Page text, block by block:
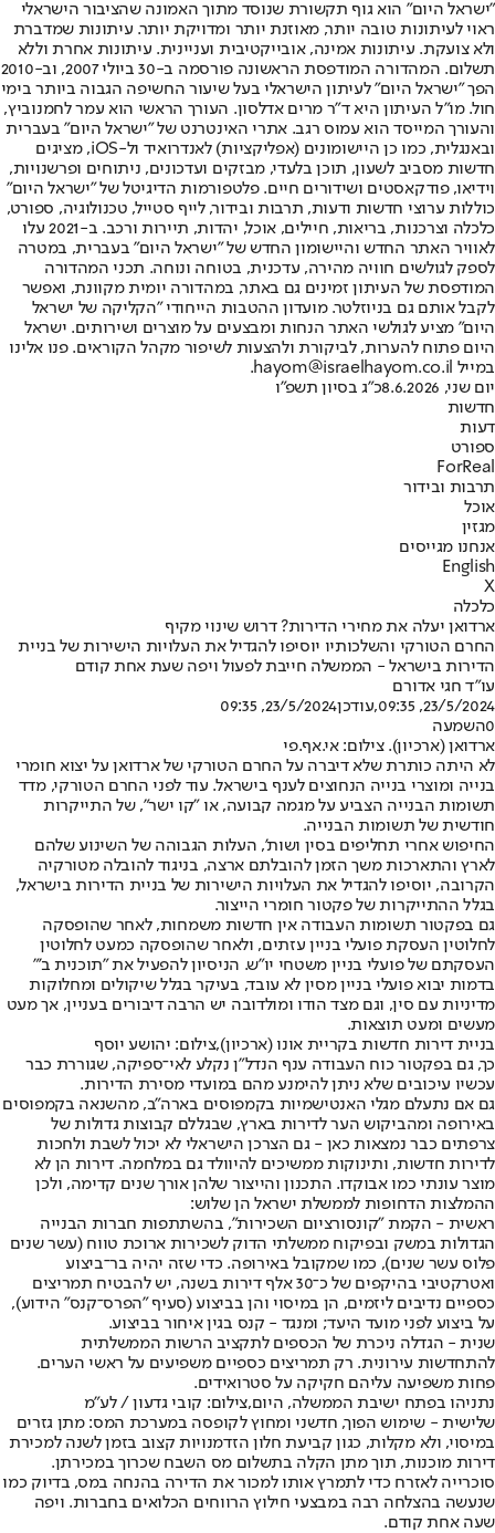
"ישראל היום" הוא גוף תקשורת שנוסד מתוך האמונה שהציבור הישראלי
ראוי לעיתונות טובה יותר, מאוזנת יותר ומדויקת יותר. עיתונות שמדברת
ולא צועקת. עיתונות אמינה, אובייקטיבית ועניינית. עיתונות אחרת וללא
תשלום. המהדורה המודפסת הראשונה פורסמה ב-30 ביולי 2007, וב-2010
הפך "ישראל היום" לעיתון הישראלי בעל שיעור החשיפה הגבוה ביותר בימי
חול. מו"ל העיתון היא ד"ר מרים אדלסון. העורך הראשי הוא עמר לחמנוביץ,
והעורך המייסד הוא עמוס רגב. אתרי האינטרנט של "ישראל היום" בעברית
ובאנגלית, כמו כן היישומונים (אפליקציות) לאנדרואיד ול-iOS, מציגים
חדשות מסביב לשעון, תוכן בלעדי, מבזקים ועדכונים, ניתוחים ופרשנויות,
וידיאו, פודקאסטים ושידורים חיים. פלטפורמות הדיגיטל של "ישראל היום"
כוללות ערוצי חדשות ודעות, תרבות ובידור, לייף סטייל, טכנולוגיה, ספורט,
כלכלה וצרכנות, בריאות, חיילים, אוכל, יהדות, תיירות ורכב. ב-2021 עלו
לאוויר האתר החדש והיישומון החדש של "ישראל היום" בעברית, במטרה
לספק לגולשים חוויה מהירה, עדכנית, בטוחה ונוחה. תכני המהדורה
המודפסת של העיתון זמינים גם באתר, במהדורה יומית מקוונת, ואפשר
לקבל אותם גם בניוזלטר. מועדון ההטבות הייחודי "הקליקה של ישראל
היום" מציע לגולשי האתר הנחות ומבצעים על מוצרים ושירותים. ישראל
היום פתוח להערות, לביקורת ולהצעות לשיפור מקהל הקוראים. פנו אלינו
במייל hayom@israelhayom.co.il.
יום שני, 8.6.2026
כ"ג בסיון תשפ"ו
חדשות
דעות
ספורט
ForReal
תרבות ובידור
אוכל
מגזין
אנחנו מגייסים
English
X
כלכלה
ארדואן יעלה את מחירי הדירות? דרוש שינוי מקיף
החרם הטורקי והשלכותיו יוסיפו להגדיל את העלויות הישירות של בניית
הדירות בישראל - הממשלה חייבת לפעול ויפה שעת אחת קודם
עו"ד חגי אדורם
23/5/2024, 09:35
,עודכן23/5/2024, 09:35
0השמעה
ארדואן (ארכיון). צילום: אי.אף.פי
לא היתה כותרת שלא דיברה על החרם הטורקי של ארדואן על יצוא חומרי
בנייה ומוצרי בנייה הנחוצים לענף בישראל. עוד לפני החרם הטורקי, מדד
תשומות הבנייה הצביע על מגמה קבועה, או "קו ישר", של התייקרות
חודשית של תשומות הבנייה.
החיפוש אחרי תחליפים בסין ושות', העלות הגבוהה של השינוע שלהם
לארץ והתארכות משך הזמן להובלתם ארצה, בניגוד להובלה מטורקיה
הקרובה, יוסיפו להגדיל את העלויות הישירות של בניית הדירות בישראל,
בגלל ההתייקרות של פקטור חומרי הייצור.
גם בפקטור תשומות העבודה אין חדשות משמחות, לאחר שהופסקה
לחלוטין העסקת פועלי בניין עזתים, ולאחר שהופסקה כמעט לחלוטין
העסקתם של פועלי בניין משטחי יו"ש. הניסיון להפעיל את "תוכנית ב'"
בדמות יבוא פועלי בניין מסין לא עובד, בעיקר בגלל שיקולים ומחלוקות
מדיניות עם סין, וגם מצד הודו ומולדובה יש הרבה דיבורים בעניין, אך מעט
מעשים ומעט תוצאות.
בניית דירות חדשות בקריית אונו (ארכיון),צילום: יהושע יוסף
כך, גם בפקטור כוח העבודה ענף הנדל"ן נקלע לאי־ספיקה, שגוררת כבר
עכשיו עיכובים שלא ניתן להימנע מהם במועדי מסירת הדירות.
גם אם נתעלם מגלי האנטישמיות בקמפוסים בארה"ב, מהשנאה בקמפוסים
באירופה ומהביקוש הער לדירות בארץ, שבגללם קבוצות גדולות של
צרפתים כבר נמצאות כאן - גם הצרכן הישראלי לא יכול לשבת ולחכות
לדירות חדשות, ותינוקות ממשיכים להיוולד גם במלחמה. דירות הן לא
מוצר עונתי כמו אבוקדו. התכנון והייצור שלהן אורך שנים קדימה, ולכן
ההמלצות הדחופות לממשלת ישראל הן שלוש:
ראשית - הקמת "קונסורציום השכירות", בהשתתפות חברות הבנייה
הגדולות במשק ובפיקוח ממשלתי הדוק לשכירות ארוכת טווח (עשר שנים
פלוס עשר שנים), כמו שמקובל באירופה. כדי שזה יהיה בר־ביצוע
ואטרקטיבי בהיקפים של כ־30 אלף דירות בשנה, יש להבטיח תמריצים
כספיים נדיבים ליזמים, הן במיסוי והן בביצוע (סעיף "הפרס־קנס" הידוע),
על ביצוע לפני מועד היעד; ומנגד - קנס בגין איחור בביצוע.
שנית - הגדלה ניכרת של הכספים לתקציב הרשות הממשלתית
להתחדשות עירונית. רק תמריצים כספיים משפיעים על ראשי הערים.
פחות משפיעה עליהם חקיקה על סטרואידים.
נתניהו בפתח ישיבת הממשלה, היום,צילום: קובי גדעון / לע״מ
שלישית - שימוש הפוך, חדשני ומחוץ לקופסה במערכת המס: מתן גזרים
במיסוי, ולא מקלות, כגון קביעת חלון הזדמנויות קצוב בזמן לשנה למכירת
דירות מוכנות, תוך מתן הקלה בתשלום מס השבח שכרוך במכירתן.
סוכרייה לאזרח כדי לתמרץ אותו למכור את הדירה בהנחה במס, בדיוק כמו
שנעשה בהצלחה רבה במבצעי חילוץ הרווחים הכלואים בחברות. ויפה
שעה אחת קודם.